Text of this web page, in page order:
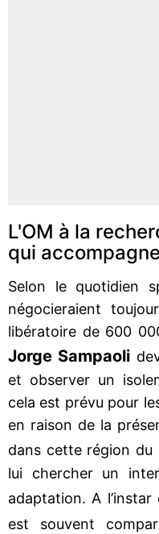
L'OM à la
qui
Selon le quotidien
négocieraient
libératoire de 600
Jorge Sampaoli
et observer un
cela est prévu pour
en raison de la
dans cette région du
lui chercher un
adaptation. A l’instar
est souvent